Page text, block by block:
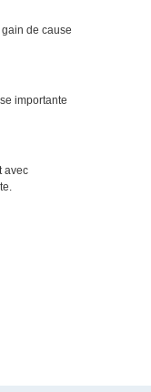
de cause
importante
avec